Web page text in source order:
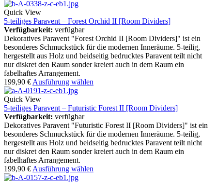
Quick View
5-teiliges Paravent – Forest Orchid II [Room Dividers]
Verfügbarkeit: verfügbar
Dekoratives Paravent "Forest Orchid II [Room Dividers]" ist ein
besonderes Schmuckstück für die modernen Inneräume. 5-teilig,
hergestellt aus Holz und beidseitig bedrucktes Paravent teilt nicht
nur diskret den Raum sonder kreiert auch in dem Raum ein
fabelhaftes Arrangement.
199,90 € Ausführung wählen
Quick View
5-teiliges Paravent – Futuristic Forest II [Room Dividers]
Verfügbarkeit: verfügbar
Dekoratives Paravent "Futuristic Forest II [Room Dividers]" ist ein
besonderes Schmuckstück für die modernen Inneräume. 5-teilig,
hergestellt aus Holz und beidseitig bedrucktes Paravent teilt nicht
nur diskret den Raum sonder kreiert auch in dem Raum ein
fabelhaftes Arrangement.
199,90 € Ausführung wählen